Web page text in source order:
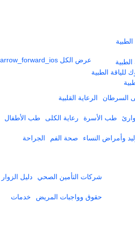
الطبية
عرض الكل
السرطان الرعاية القلبية
طب الأسرة رعاية الكلى طب الأطفال
وأمراض النساء صحة الفم الجراحة
شركات التأمين الصحي​ دليل الزوار
حقوق وواجبات المريض خدمات